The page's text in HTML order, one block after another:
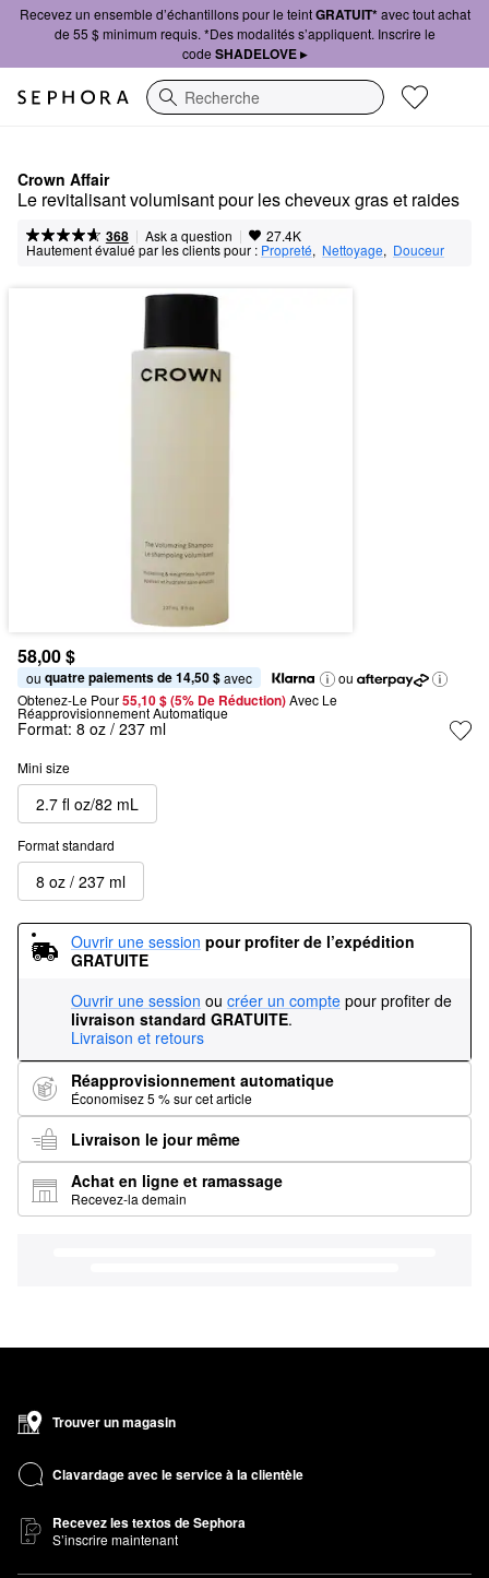
Recevez un ensemble d’échantillons pour le teintGRATUIT*avec tout achat
de 55 $ minimum requis. *Des modalités s’appliquent. Inscrire le
code SHADELOVE ▸
Recherche
Crown Affair
Le revitalisant volumisant pour les cheveux gras et raides
368 | Ask a question | 27.4K
Hautement évalué par les clients pour : Propreté, Nettoyage, Douceur
58,00 $
ou quatre paiements de 14,50 $ avec
ou
Obtenez-Le Pour55,10 $ (5% De Réduction) Avec Le
Réapprovisionnement Automatique
Format: 8 oz / 237 ml
Mini size
2.7 fl oz/82 mL
Format standard
8 oz / 237 ml
Ouvrir une session pour profiter de l’expédition
GRATUITE
Ouvrir une session ou créer un compte pour profiter de
livraison standard GRATUITE.
Livraison et retours
Réapprovisionnement automatique
Économisez 5 % sur cet article
Livraison le jour même
Achat en ligne et ramassage
Recevez-la demain
Trouver un magasin
Clavardage avec le service à la clientèle
Recevez les textos de Sephora
S’inscrire maintenant